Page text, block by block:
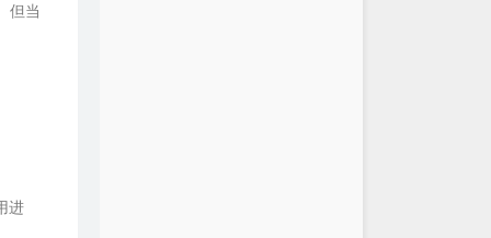
但当
进